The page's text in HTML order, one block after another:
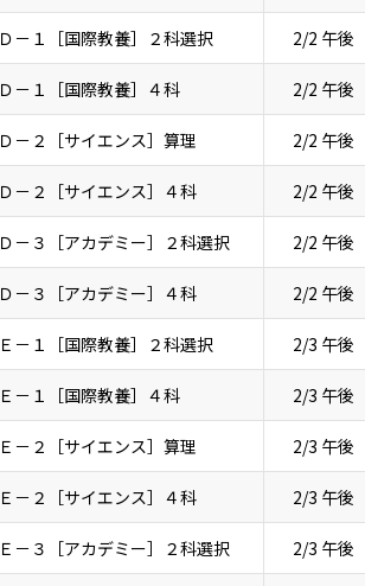
Ｄ－１［国際教養］２科選択 2/2 午後
Ｄ－１［国際教養］４科 2/2 午後
Ｄ－２［サイエンス］算理 2/2 午後
Ｄ－２［サイエンス］４科 2/2 午後
Ｄ－３［アカデミー］２科選択 2/2 午後
Ｄ－３［アカデミー］４科 2/2 午後
Ｅ－１［国際教養］２科選択 2/3 午後
Ｅ－１［国際教養］４科 2/3 午後
Ｅ－２［サイエンス］算理 2/3 午後
Ｅ－２［サイエンス］４科 2/3 午後
Ｅ－３［アカデミー］２科選択 2/3 午後